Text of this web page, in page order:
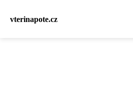
vterinapote.cz